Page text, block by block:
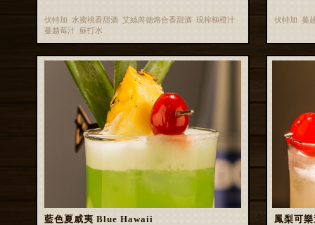
伏特加 水蜜桃香甜酒 艾絲芮德熔合香甜酒 現榨柳橙汁
蔓越莓汁 蘇打水
伏特加 蔓
藍色夏威夷 Blue Hawaii 鳳梨可